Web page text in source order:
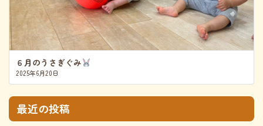
６月のうさぎぐみ
2025年6月20日
最近の投稿